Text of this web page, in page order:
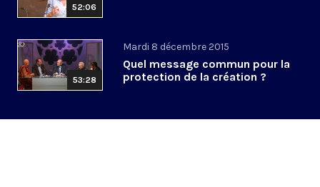
52:06
53:28
Mardi 8 décembre 2015
Quel message commun pour la
protection de la création ?